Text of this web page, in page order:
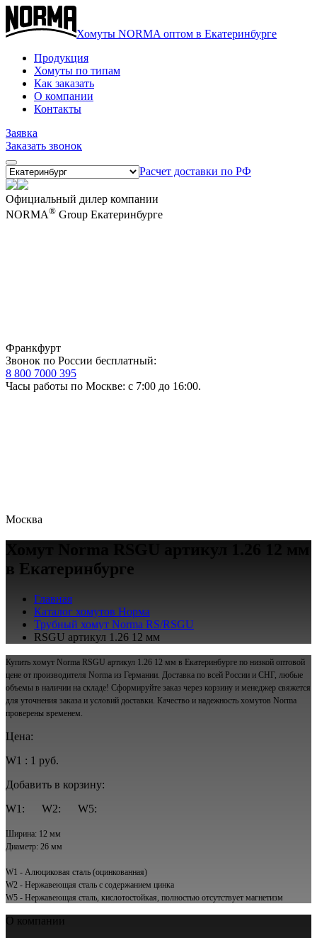
Хомуты NORMA оптом в Екатеринбурге
Продукция
Хомуты по типам
Как заказать
О компании
Контакты
Заявка
Заказать звонок
Расчет доставки по РФ
Официальный дилер компании
NORMA® Group Екатеринбурге
Франкфурт
Звонок по России бесплатный:
8 800 7000 395
Часы работы по Москве: с 7:00 до 16:00.
Москва
в Екатеринбурге
Главная
Каталог хомутов Норма
Трубный хомут Norma RS/RSGU
RSGU артикул 1.26 12 мм
Купить хомут Norma RSGU артикул 1.26 12 мм в Екатеринбурге по низкой оптовой
цене от производителя Norma из Германии. Доставка по всей России и СНГ, любые
объемы в наличии на складе! Сформируйте заказ через корзину и менеджер свяжется
для уточнения заказа и условий доставки. Качество и надежность хомутов Norma
проверены временем.
Цена:
W1 : 1 руб.
Добавить в корзину:
W1:
W2: W5:
Ширина: 12 мм
Диаметр: 26 мм
W1 - Алюциковая сталь (оцинкованная)
W2 - Нержавеющая сталь с содержанием цинка
W5 - Нержавеющая сталь, кислотостойкая, полностью отсутствует магнетизм
О компании